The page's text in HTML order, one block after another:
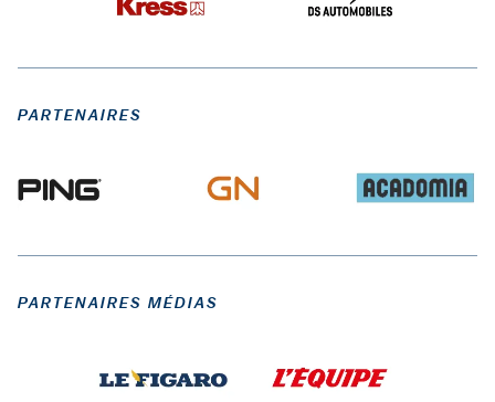
PARTENAIRES
PARTENAIRES MÉDIAS